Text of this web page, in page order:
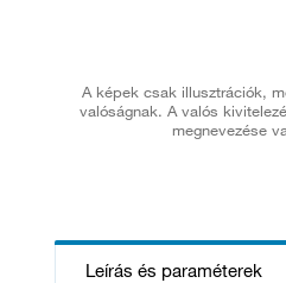
A képek csak illusztrációk,
valóságnak. A valós
megnevezése
Leírás és paraméterek